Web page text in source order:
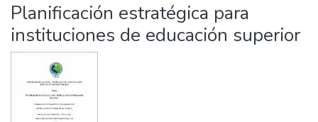
Planificación estratégica para
instituciones de educación superior